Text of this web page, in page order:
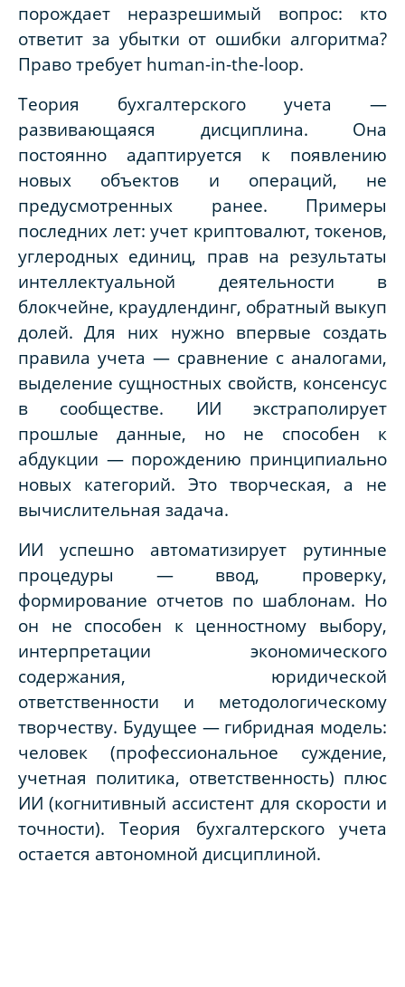
порождает неразрешимый вопрос: кто
ответит за убытки от ошибки алгоритма?
Право требует human-in-the-loop.
Теория бухгалтерского учета —
развивающаяся дисциплина. Она
постоянно адаптируется к появлению
новых объектов и операций, не
предусмотренных ранее. Примеры
последних лет: учет криптовалют, токенов,
углеродных единиц, прав на результаты
интеллектуальной деятельности в
блокчейне, краудлендинг, обратный выкуп
долей. Для них нужно впервые создать
правила учета — сравнение с аналогами,
выделение сущностных свойств, консенсус
в сообществе. ИИ экстраполирует
прошлые данные, но не способен к
абдукции — порождению принципиально
новых категорий. Это творческая, а не
вычислительная задача.
ИИ успешно автоматизирует рутинные
процедуры — ввод, проверку,
формирование отчетов по шаблонам. Но
он не способен к ценностному выбору,
интерпретации экономического
содержания, юридической
ответственности и методологическому
творчеству. Будущее — гибридная модель:
человек (профессиональное суждение,
учетная политика, ответственность) плюс
ИИ (когнитивный ассистент для скорости и
точности). Теория бухгалтерского учета
остается автономной дисциплиной.